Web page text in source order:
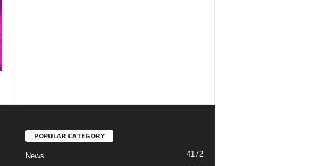
POPULAR CATEGORY
News 4172